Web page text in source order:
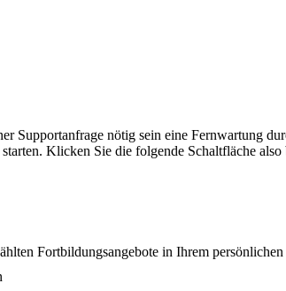
Supportanfrage nötig sein eine Fernwartung
Klicken Sie die folgende Schaltfläche
Fortbildungsangebote in Ihrem